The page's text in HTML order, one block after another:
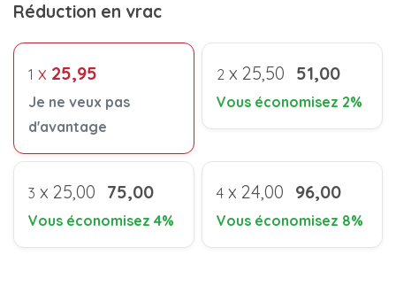
Réduction en vrac
1 x 25,95
Je ne veux pas
d'avantage
2 x 25,50 51,00
Vous économisez 2%
3 x 25,00 75,00
Vous économisez 4%
4 x 24,00 96,00
Vous économisez 8%